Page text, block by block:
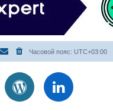
Часовой пояс: UTC+03:00